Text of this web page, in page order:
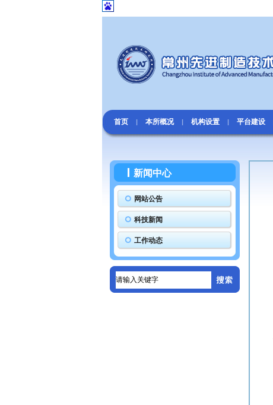
首页 | 本所概况 | 机构设置 | 平台建设
新闻中心
网站公告
科技新闻
工作动态